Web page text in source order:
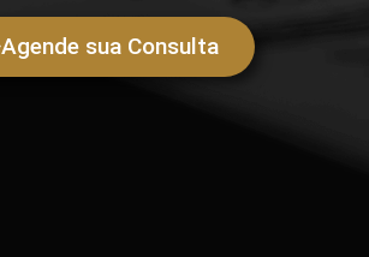
Agende sua Consulta